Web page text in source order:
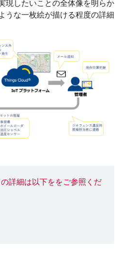
現したいことの全体像を明らか
うな一枚絵が描ける程度の詳細
詳細は以下ををご参照くだ